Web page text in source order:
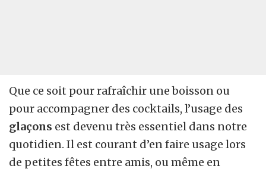
Que ce soit pour rafraîchir une boisson ou
pour accompagner des cocktails, l’usage des
glaçons est devenu très essentiel dans notre
quotidien. Il est courant d’en faire usage lors
de petites fêtes entre amis, ou même en